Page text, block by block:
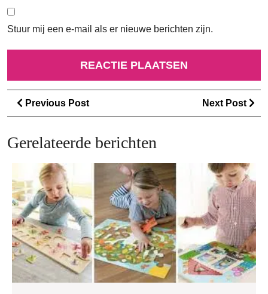
Stuur mij een e-mail als er nieuwe berichten zijn.
Berichtnavigatie
Previous PostPrevious
Post
Next Post
Gerelateerde berichten